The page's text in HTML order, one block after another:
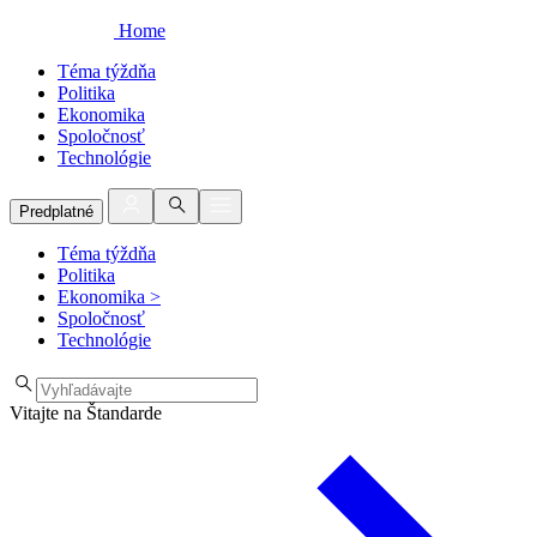
Home
Téma týždňa
Politika
Ekonomika
Spoločnosť
Technológie
Predplatné
Téma týždňa
Politika
Ekonomika >
Spoločnosť
Technológie
Vitajte na Štandarde